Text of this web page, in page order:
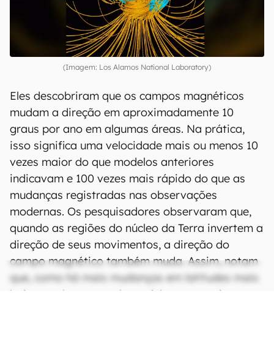
(Imagem: Los Alamos National Laboratory)
Eles descobriram que os campos magnéticos
mudam a direção em aproximadamente 10
graus por ano em algumas áreas. Na prática,
isso significa uma velocidade mais ou menos 10
vezes maior do que modelos anteriores
indicavam e 100 vezes mais rápido do que as
mudanças registradas nas observações
modernas. Os pesquisadores observaram que,
quando as regiões do núcleo da Terra invertem a
direção de seus movimentos, a direção do
campo magnético também muda. Assim, notam
que, como há mais mudanças em latitudes mais
baixas, vale a pena observá-las com mais